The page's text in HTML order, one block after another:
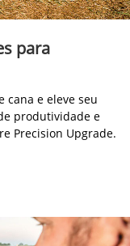
para
cana e eleve seu
produtividade e
Precision Upgrade.